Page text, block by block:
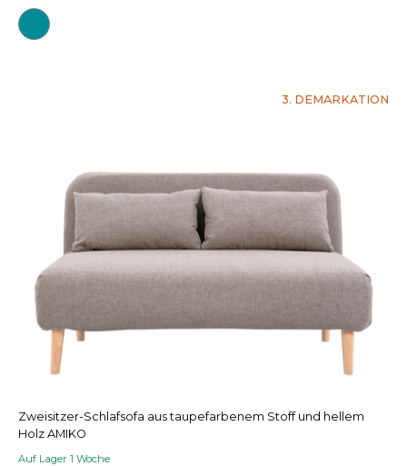
3. DEMARKATION
Zweisitzer-Schlafsofa aus taupefarbenem Stoff und hellem
Holz AMIKO
Auf Lager 1 Woche